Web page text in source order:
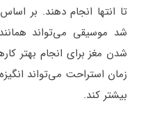
شد موسیقی می‌تواند
شدن مغز برای انجام بهتر
زمان استراحت می‌تواند
بیشتر کند.